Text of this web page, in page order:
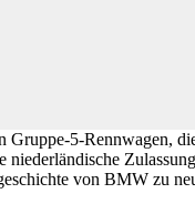
5-Rennwagen,
von BMW zu